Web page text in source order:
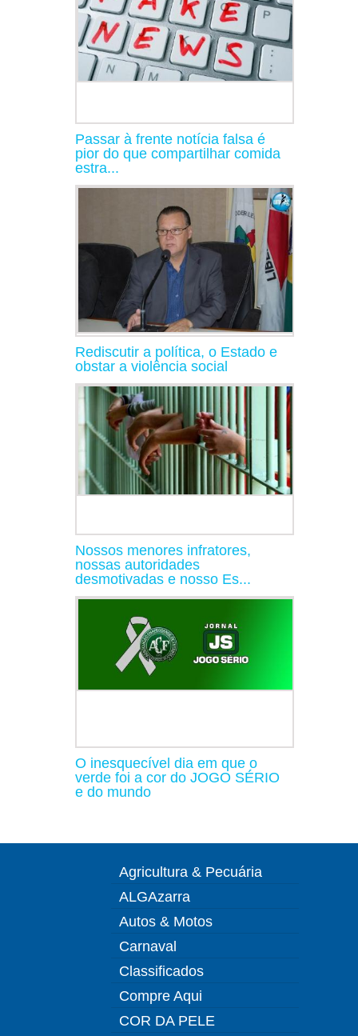
Passar à frente notícia falsa é
pior do que compartilhar comida
estra...
Rediscutir a política, o Estado e
obstar a violência social
Nossos menores infratores,
nossas autoridades
desmotivadas e nosso Es...
O inesquecível dia em que o
verde foi a cor do JOGO SÉRIO
e do mundo
Agricultura & Pecuária
ALGAzarra
Autos & Motos
Carnaval
Classificados
Compre Aqui
COR DA PELE